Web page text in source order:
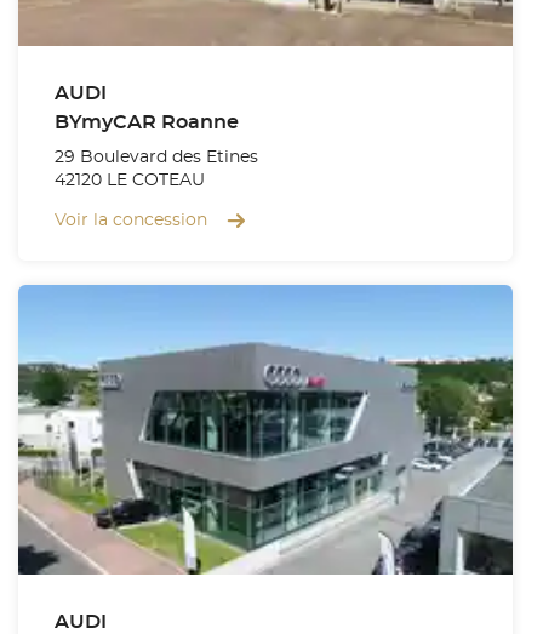
AUDI
BYmyCAR Roanne
29 Boulevard des Etines
42120 LE COTEAU
Voir la concession
AUDI